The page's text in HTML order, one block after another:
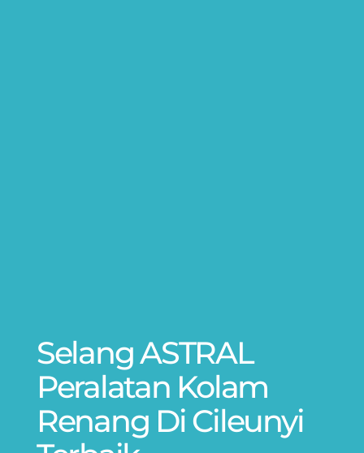
Selang ASTRAL
Peralatan Kolam
Renang Di Cileunyi